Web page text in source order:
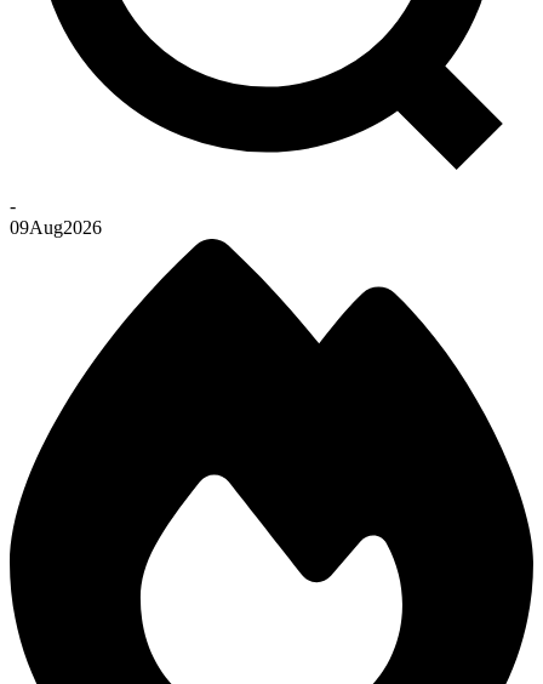
-
09Aug2026